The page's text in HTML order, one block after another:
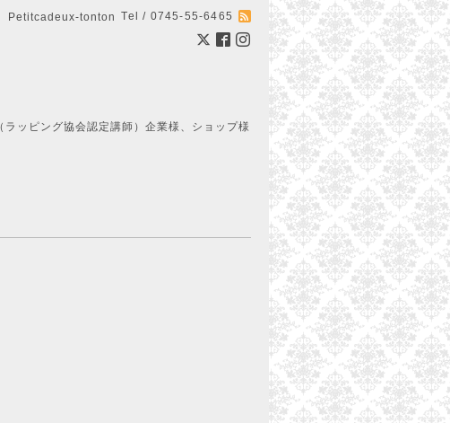
Petitcadeux-tonton Tel / 0745-55-6465
ッピング協会認定講師）企業様、ショップ様